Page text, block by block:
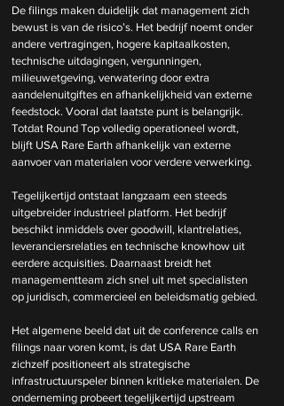
De filings maken duidelijk dat management zich
bewust is van de risico’s. Het bedrijf noemt onder
andere vertragingen, hogere kapitaalkosten,
technische uitdagingen, vergunningen,
milieuwetgeving, verwatering door extra
aandelenuitgiftes en afhankelijkheid van externe
feedstock. Vooral dat laatste punt is belangrijk.
Totdat Round Top volledig operationeel wordt,
blijft USA Rare Earth afhankelijk van externe
aanvoer van materialen voor verdere verwerking.
Tegelijkertijd ontstaat langzaam een steeds
uitgebreider industrieel platform. Het bedrijf
beschikt inmiddels over goodwill, klantrelaties,
leveranciersrelaties en technische knowhow uit
eerdere acquisities. Daarnaast breidt het
managementteam zich snel uit met specialisten
op juridisch, commercieel en beleidsmatig gebied.
Het algemene beeld dat uit de conference calls en
filings naar voren komt, is dat USA Rare Earth
zichzelf positioneert als strategische
infrastructuurspeler binnen kritieke materialen. De
onderneming probeert tegelijkertijd upstream